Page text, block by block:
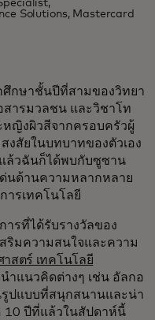
Solutions, Mastercard
กษาชั้นปีที่สามของวิทยา
สารมวลชน และวิชาโท
หญิงผิวสีจากครอบครัวผู้
สัยในบทบาทของตัวเอง
ล้วฉันก็ได้พบกับซูซาน
นด้านความหลากหลาย
ารเทคโนโลยี
ารที่ได้รับรางวัลของ
ริมความสนใจและความ
าสตร์ เทคโนโลยี
ำแนวคิดต่างๆ เช่น อัลกอ
รูปแบบที่สนุกสนานและน่า
10 ปีที่แล้วในสัปดาห์นี้